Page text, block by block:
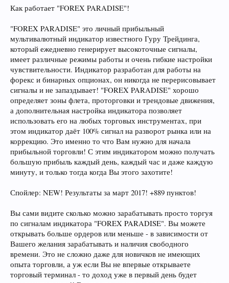
Как работает "FOREX PARADISE"!
"FOREX PARADISE" это личный прибыльный
мультивалютный индикатор известного Гуру Трейдинга,
который ежедневно генерирует высокоточные сигналы,
имеет различные режимы работы и очень гибкие настройки
чувствительности. Индикатор разработан для работы на
форекс и бинарных опционах, он никогда не перерисовывает
сигналы и не запаздывает! "FOREX PARADISE" хорошо
определяет зоны флета, проторговки и трендовые движения,
а дополнительная настройка индикатора позволяет
использовать его на любых торговых инструментах, при
этом индикатор даёт 100% сигнал на разворот рынка или на
коррекцию. Это именно то что Вам нужно для начала
прибыльной торговли! С этим индикатором можно получать
большую прибыль каждый день, каждый час и даже каждую
минуту, и только тогда когда Вы этого захотите!
Спойлер: NEW! Результаты за март 2017! +889 пунктов!
Вы сами видите сколько можно зарабатывать просто торгуя
по сигналам индикатора "FOREX PARADISE". Вы можете
открывать больше ордеров или меньше - в зависимости от
Вашего желания зарабатывать и наличия свободного
времени. Это не сложно даже для новичков не имеющих
опыта торговли, а уж если Вы не впервые открываете
торговый терминал - то доход уже в первый день будет